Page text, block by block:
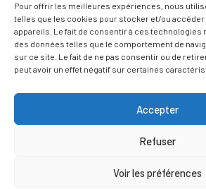
Pour offrir les meilleures expériences, nous
telles que les cookies pour stocker et/ou accéder
appareils. Le fait de consentir à ces
des données telles que le comportement de
sur ce site. Le fait de ne pas consentir ou de
peut avoir un effet négatif sur certaines
Accepter
Refuser
Voir les préférences
24620 Tamniès
France
Politique de cookies
© 2025 Tamnies.fr